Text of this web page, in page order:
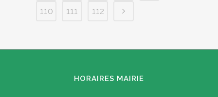
110
111 112
HORAIRES MAIRIE